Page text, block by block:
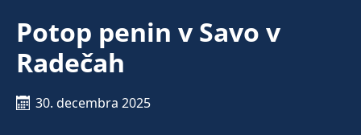
Potop penin v Savo v
Radečah
30. decembra 2025